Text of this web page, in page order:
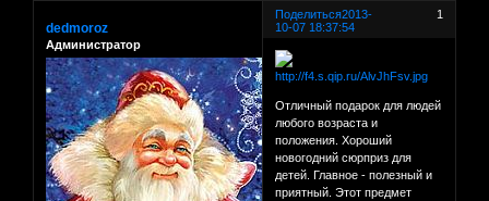
Поделиться 1
2013-
10-07 18:37:54
dedmoroz
Администратор
Отличный подарок для людей
любого возраста и
положения. Хороший
новогодний сюрприз для
детей. Главное - полезный и
приятный. Этот предмет